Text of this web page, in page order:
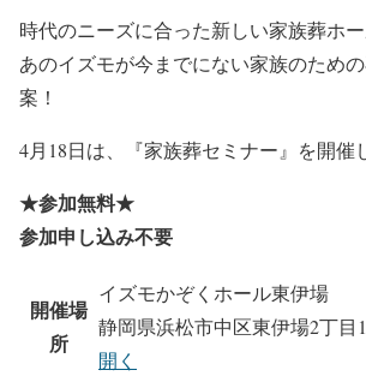
時代のニーズに合った新しい家族葬ホ
あのイズモが今までにない家族のため
案！
4月18日は、『家族葬セミナー』を開催
★参加無料★
参加申し込み不要
開催場
所
イズモかぞくホール東伊場
静岡県浜松市中区東伊場2丁目
開く